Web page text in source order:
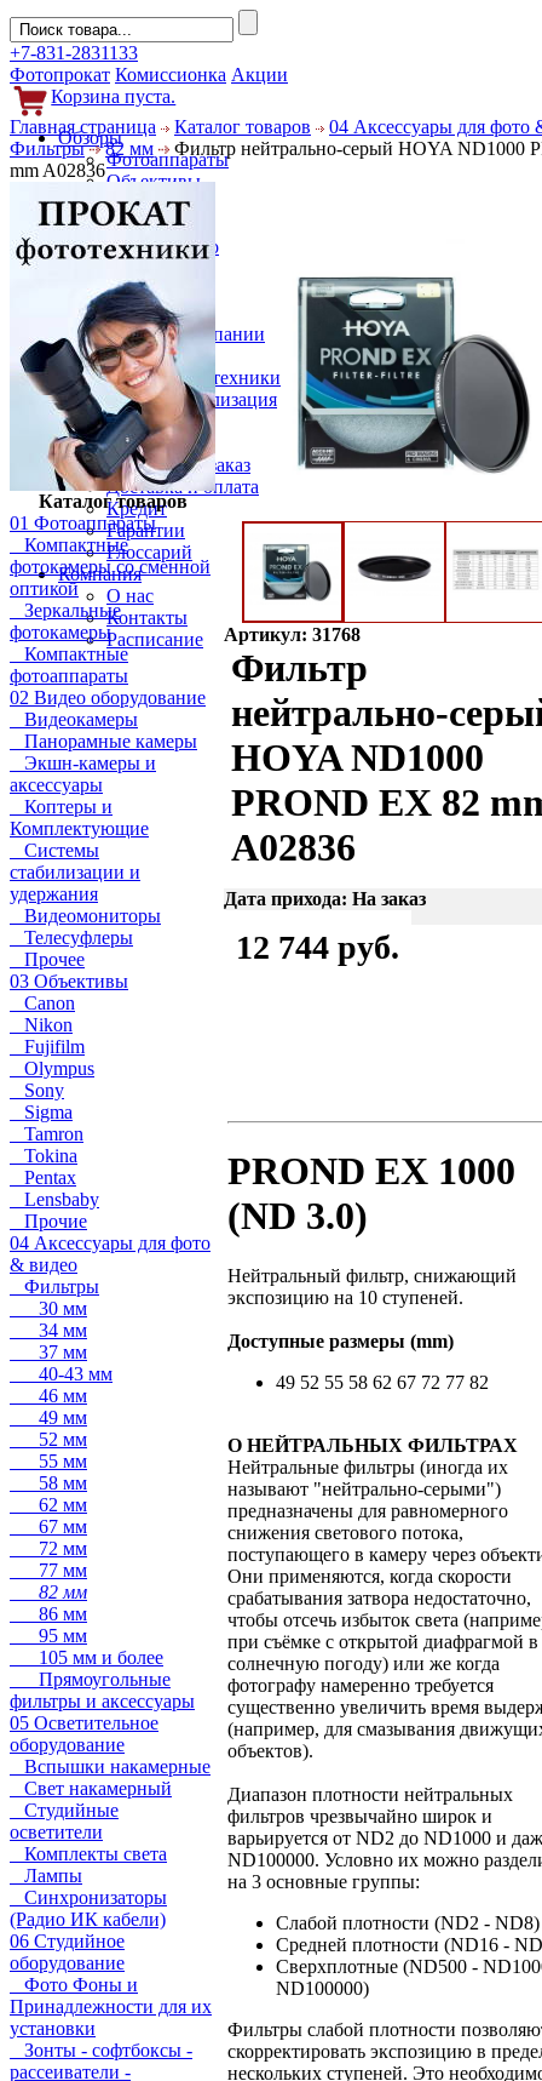
+7-831-2831133
Фотопрокат Комиссионка Акции
Корзина пуста.
Обзоры
Фотоаппараты
Объективы
Фильтры
Новости
Фото и видео
Аксессуары
Слухи
Новости компании
Услуги
Прокат фототехники
Выкуп и реализация
Покупателям
Акции
Как сделать заказ
Доставка и оплата
Кредит
Гарантии
Глоссарий
Компания
О нас
Контакты
Расписание
Главная страница Каталог товаров
04 Аксессуары для фото
Фильтры
82 мм
Фильтр нейтрально-серый HOYA ND1000
mm A02836
Каталог товаров
01 Фотоаппараты
Компактные
фотокамеры со сменной
оптикой
Зеркальные
фотокамеры
Компактные
фотоаппараты
02 Видео оборудование
Видеокамеры
Панорамные камеры
Экшн-камеры и
аксессуары
Коптеры и
Комплектующие
Системы
стабилизации и
удержания
Видеомониторы
Телесуфлеры
Прочее
03 Объективы
Canon
Nikon
Fujifilm
Olympus
Sony
Sigma
Tamron
Tokina
Pentax
Lensbaby
Прочие
04 Аксессуары для фото
& видео
Фильтры
30 мм
34 мм
37 мм
40-43 мм
46 мм
49 мм
52 мм
55 мм
58 мм
62 мм
67 мм
72 мм
77 мм
82 мм
86 мм
95 мм
105 мм и более
Прямоугольные
фильтры и аксессуары
05 Осветительное
оборудование
Вспышки накамерные
Свет накамерный
Студийные
осветители
Комплекты света
Лампы
Синхронизаторы
(Радио ИК кабели)
06 Студийное
оборудование
Фото Фоны и
Принадлежности для их
установки
Зонты - софтбоксы -
рассеиватели -
Артикул: 31768
Фильтр
нейтрально-
HOYA ND1000
PROND EX 82
A02836
Дата прихода: На заказ
12 744 руб.
PROND EX 1000
(ND 3.0)
Нейтральный фильтр, снижающий
экспозицию на 10 ступеней.
Доступные размеры (mm)
49 52 55 58 62 67 72 77 82
О НЕЙТРАЛЬНЫХ ФИЛЬТРАХ
Нейтральные фильтры (иногда их
называют "нейтрально-серыми")
предназначены для равномерного
снижения светового потока,
поступающего в камеру через
Они применяются, когда скорости
срабатывания затвора недостаточно,
чтобы отсечь избыток света
при съёмке с открытой диафрагмой в
солнечную погоду) или же когда
фотографу намеренно требуется
существенно увеличить время
(например, для смазывания
объектов).
Диапазон плотности нейтральных
фильтров чрезвычайно широк и
варьируется от ND2 до ND1000 и
ND100000. Условно их можно
на 3 основные группы:
Слабой плотности (ND2 - ND8)
Средней плотности (ND16 -
Сверхплотные (ND500 -
ND100000)
Фильтры слабой плотности
скорректировать экспозицию в
нескольких ступеней. Это